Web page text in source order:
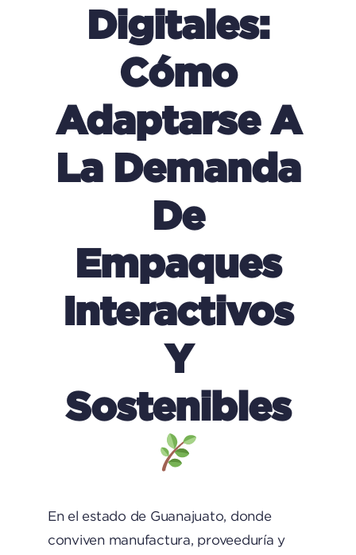
Digitales:
Cómo
Adaptarse A
La Demanda
De
Empaques
Interactivos
Y
Sostenibles
En el estado de Guanajuato, donde
conviven manufactura, proveeduría y